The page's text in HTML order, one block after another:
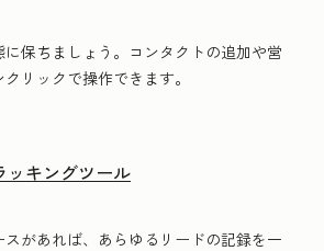
保ちましょう。コンタクトの追加や営
リックで操作できます。
ッキングツール
があれば、あらゆるリードの記録を一